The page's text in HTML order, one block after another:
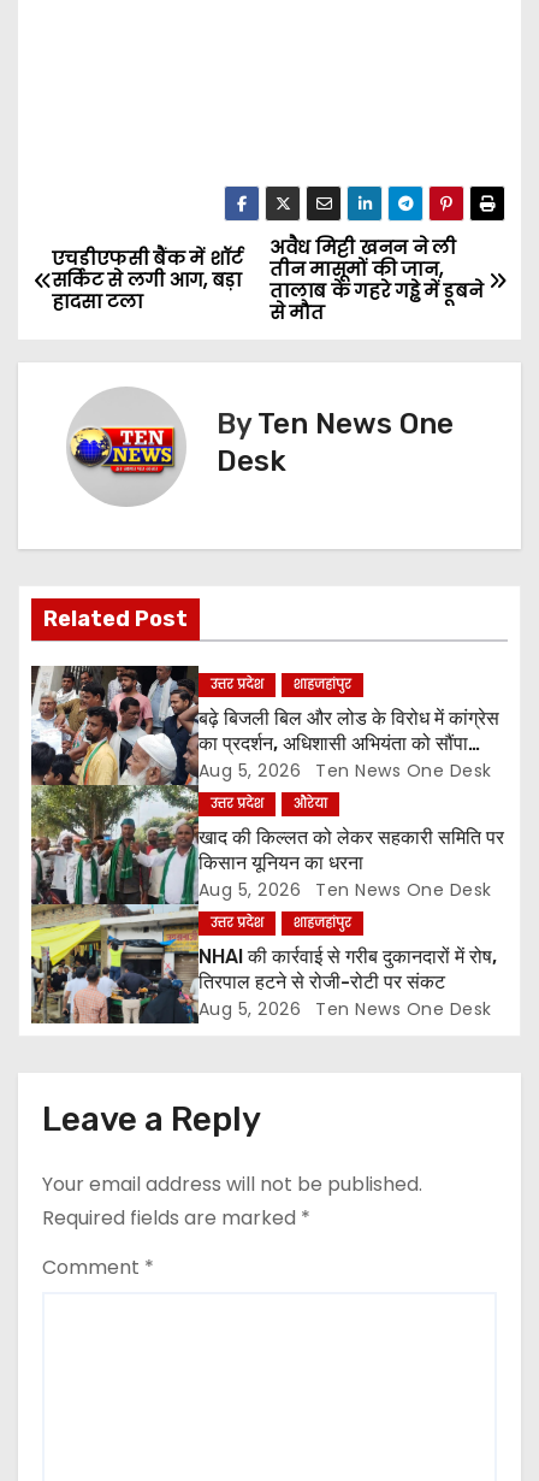
P
o
s
v
g
a
t
i
o
n
अवैध मिट्टी खनन ने ली
तीन मासूमों की जान,
तालाब के गहरे गड्ढे में डूबने
से मौत
एचडीएफसी बैंक में शॉर्ट
सर्किट से लगी आग, बड़ा
हादसा टला
ByTen News One
Desk
Related Post
उत्तर प्रदेश शाहजहांपुर
बढ़े बिजली बिल और लोड के विरोध में कांग्रेस
का प्रदर्शन, अधिशासी अभियंता को सौंपा
ज्ञापन
Aug 5, 2026 Ten News One Desk
उत्तर प्रदेश औरेया
खाद की किल्लत को लेकर सहकारी समिति पर
किसान यूनियन का धरना
Aug 5, 2026 Ten News One Desk
उत्तर प्रदेश शाहजहांपुर
NHAI की कार्रवाई से गरीब दुकानदारों में रोष,
तिरपाल हटने से रोजी-रोटी पर संकट
Aug 5, 2026 Ten News One Desk
Leave a Reply
Your email address will not be published.
Required fields are marked *
Comment *